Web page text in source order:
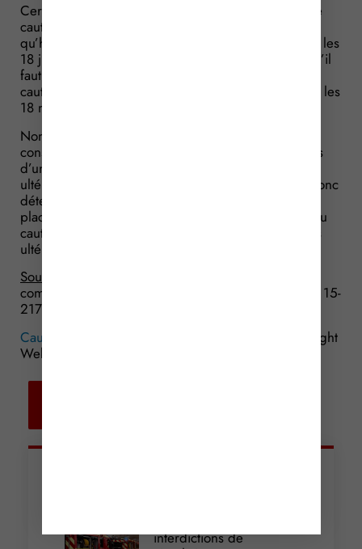
Certes, reconnaît le gérant, mais il considère que le
cautionnement souscrit le 30 avril 2007 n’était
qu’hypothétique puisque les prêts ont été consentis les
18 juillet et 17 août 2007. C’est donc à ces dates qu’il
faut se placer pour apprécier la disproportion du
cautionnement, en tenant compte de ceux consentis les
18 mai et 14 juin 2007.
Non, répond à nouveau le juge : le cautionnement
consenti le 30 avril 2007 a pour objet des emprunts
d’un montant déterminé qui seront consentis
ultérieurement ; à cette date, la dette garantie est donc
déterminable ; c’est au 30 avril 2007 qu’il faut se
placer pour apprécier la disproportion éventuelle du
cautionnement, sans tenir compte des engagements
ultérieurs.
Source :
commerciale, du 3 novembre 2015, n° 14-26051 et 15-
21769
Caution : une affaire de (dis)proportion…
© Copyright
WebLex – 2015
interdictions de